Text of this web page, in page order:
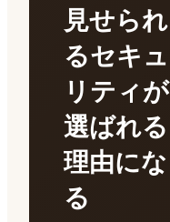
見せられ
るセキュ
リティが
選ばれる
理由にな
る